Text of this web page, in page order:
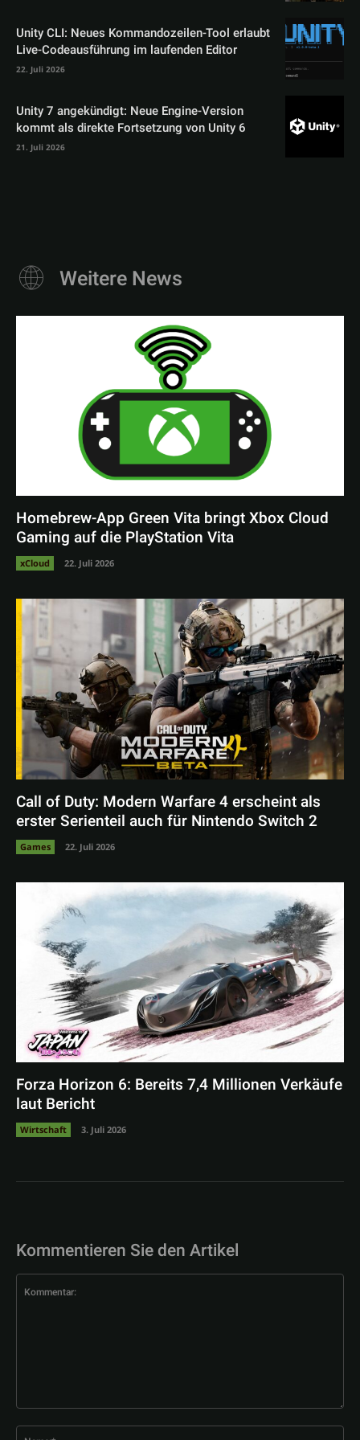
Unity CLI: Neues Kommandozeilen-Tool erlaubt
Live-Codeausführung im laufenden Editor
22. Juli 2026
Unity 7 angekündigt: Neue Engine-Version
kommt als direkte Fortsetzung von Unity 6
21. Juli 2026
Weitere News
Homebrew-App Green Vita bringt Xbox Cloud
Gaming auf die PlayStation Vita
xCloud 22. Juli 2026
Call of Duty: Modern Warfare 4 erscheint als
erster Serienteil auch für Nintendo Switch 2
Games 22. Juli 2026
Forza Horizon 6: Bereits 7,4 Millionen Verkäufe
laut Bericht
Wirtschaft 3. Juli 2026
Kommentieren Sie den Artikel